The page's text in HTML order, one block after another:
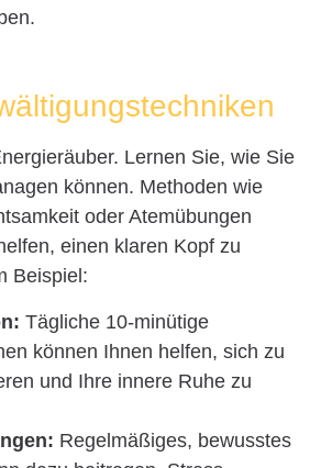
Lernen Sie, wie Sie
können. Methoden wie
oder Atemübungen
einen klaren Kopf zu
Beispiel:
Tägliche 10-minütige
können Ihnen helfen, sich zu
und Ihre innere Ruhe zu
Regelmäßiges, bewusstes